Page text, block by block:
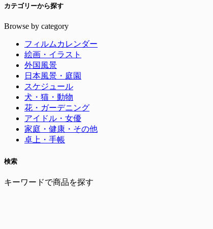
カテゴリーから探す
Browse by category
フィルムカレンダー
絵画・イラスト
外国風景
日本風景・庭園
スケジュール
犬・猫・動物
花・ガーデニング
アイドル・女優
家庭・健康・その他
卓上・手帳
検索
キーワードで商品を探す